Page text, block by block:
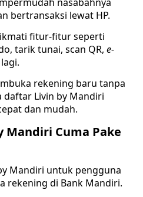
bertransaksi lewat HP.
fitur-fitur seperti
tarik tunai, scan QR, e-
rekening baru tanpa
daftar Livin by Mandiri
dan mudah.
Mandiri Cuma Pake
Mandiri untuk pengguna
rekening di Bank Mandiri.